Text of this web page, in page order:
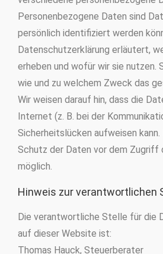
Personenbezogene Daten sind
persönlich identifiziert werden
Datenschutzerklärung erläutert,
erheben und wofür wir sie nutzen.
wie und zu welchem Zweck das
Wir weisen darauf hin, dass die
Internet (z. B. bei der
Sicherheitslücken aufweisen kann.
Schutz der Daten vor dem
möglich.
Hinweis zur verantwortlichen
Die verantwortliche Stelle für die
auf dieser Website ist:
Thomas Hauck, Steuerberater